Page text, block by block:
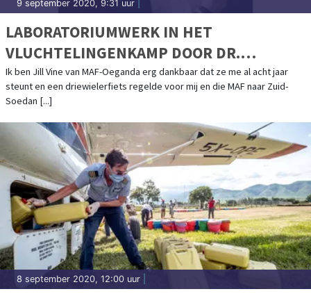
9 september 2020, 9:31 uur
LABORATORIUMWERK IN HET
VLUCHTELINGENKAMP DOOR DR.
JACKSON IN ZIJN DRIEWIELERFIETS
Ik ben Jill Vine van MAF-Oeganda erg dankbaar dat ze me al acht jaar
steunt en een driewielerfiets regelde voor mij en die MAF naar Zuid-
Soedan [...]
8 september 2020, 12:00 uur